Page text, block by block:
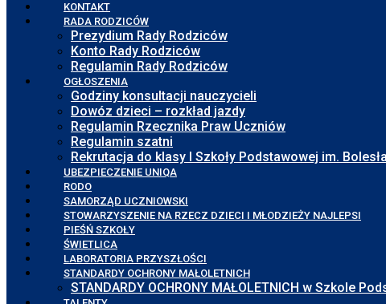
KONTAKT
RADA RODZICÓW
Prezydium Rady Rodziców
Konto Rady Rodziców
Regulamin Rady Rodziców
OGŁOSZENIA
Godziny konsultacji nauczycieli
Dowóz dzieci – rozkład jazdy
Regulamin Rzecznika Praw Uczniów
Regulamin szatni
Rekrutacja do klasy I Szkoły Podstawowej im.
UBEZPIECZENIE UNIQA
RODO
SAMORZĄD UCZNIOWSKI
STOWARZYSZENIE NA RZECZ DZIECI I MŁODZIEŻY NAJLEPSI
PIEŚŃ SZKOŁY
ŚWIETLICA
LABORATORIA PRZYSZŁOŚCI
STANDARDY OCHRONY MAŁOLETNICH
STANDARDY OCHRONY MAŁOLETNICH w Szkole